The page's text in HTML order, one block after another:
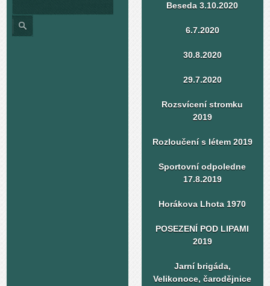
Beseda 3.10.2020
6.7.2020
30.8.2020
29.7.2020
Rozsvícení stromku
2019
Rozloučení s létem 2019
Sportovní odpoledne
17.8.2019
Horákova Lhota 1970
POSEZENÍ POD LIPAMI
2019
Jarní brigáda,
Velikonoce, čarodějnice